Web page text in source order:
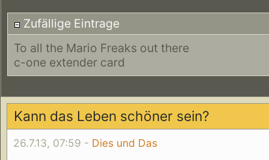
Zufällige Eintrage
To all the Mario Freaks out there
c-one extender card
Kann das Leben schöner sein?
26.7.13, 07:59 - Dies und Das